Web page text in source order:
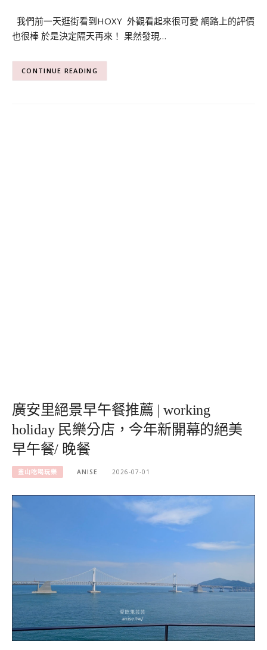
我們前一天逛街看到HOXY 外觀看起來很可愛 網路上的評價
也很棒 於是決定隔天再來！ 果然發現…
CONTINUE READING
廣安里絕景早午餐推薦 | working
holiday 民樂分店，今年新開幕的絕美
早午餐/ 晚餐
釜山吃喝玩樂 ANISE 2026-07-01